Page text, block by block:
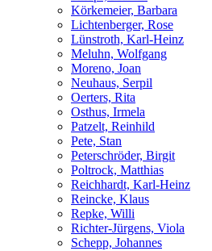
Körkemeier, Barbara
Lichtenberger, Rose
Lünstroth, Karl-Heinz
Meluhn, Wolfgang
Moreno, Joan
Neuhaus, Serpil
Oerters, Rita
Osthus, Irmela
Patzelt, Reinhild
Pete, Stan
Peterschröder, Birgit
Poltrock, Matthias
Reichhardt, Karl-Heinz
Reincke, Klaus
Repke, Willi
Richter-Jürgens, Viola
Schepp, Johannes